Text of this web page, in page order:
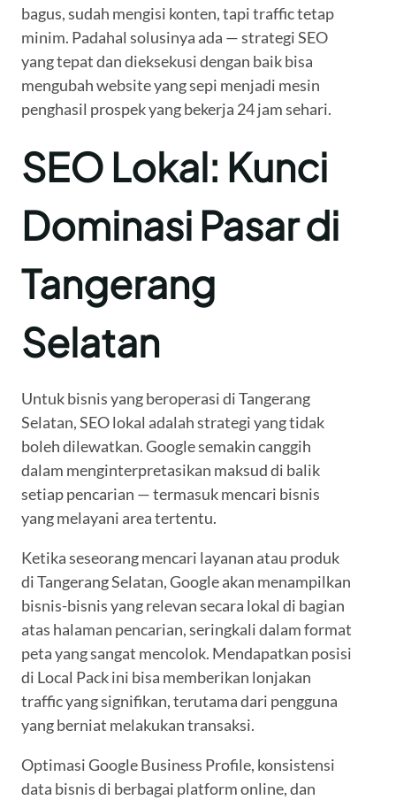
bagus, sudah mengisi konten, tapi traffic tetap
minim. Padahal solusinya ada — strategi SEO
yang tepat dan dieksekusi dengan baik bisa
mengubah website yang sepi menjadi mesin
penghasil prospek yang bekerja 24 jam sehari.
SEO Lokal: Kunci
Dominasi Pasar di
Tangerang
Selatan
Untuk bisnis yang beroperasi di Tangerang
Selatan, SEO lokal adalah strategi yang tidak
boleh dilewatkan. Google semakin canggih
dalam menginterpretasikan maksud di balik
setiap pencarian — termasuk mencari bisnis
yang melayani area tertentu.
Ketika seseorang mencari layanan atau produk
di Tangerang Selatan, Google akan menampilkan
bisnis-bisnis yang relevan secara lokal di bagian
atas halaman pencarian, seringkali dalam format
peta yang sangat mencolok. Mendapatkan posisi
di Local Pack ini bisa memberikan lonjakan
traffic yang signifikan, terutama dari pengguna
yang berniat melakukan transaksi.
Optimasi Google Business Profile, konsistensi
data bisnis di berbagai platform online, dan